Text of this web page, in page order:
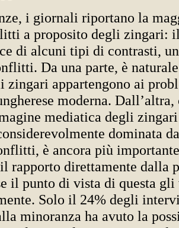
i giornali riportano la
a proposito degli zingari:
di alcuni tipi di contrasti,
Da una parte, è
zingari appartengono ai
moderna.
mediatica degli
dominata
è ancora più
rapporto direttamente dalla
il punto di vista di questa gli
Solo il 24% degli
minoranza ha avuto la